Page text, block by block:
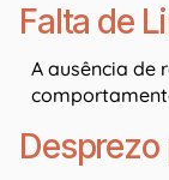
Falta de
A ausência de